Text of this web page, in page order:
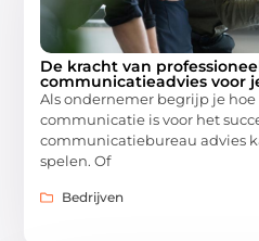
De kracht van
communicatieadvies voor
Als ondernemer begrijp je
communicatie is voor het
communicatiebureau advies
spelen. Of
Bedrijven